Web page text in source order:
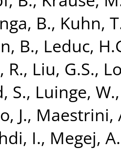
B., Kuhn,
B., Leduc,
R., Liu, G.S.,
S., Luinge, W.
J., Maestrini,
I., Megej, A.